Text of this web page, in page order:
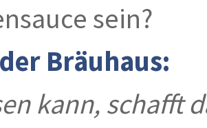
sein?
Bräuhaus:
kann, schafft